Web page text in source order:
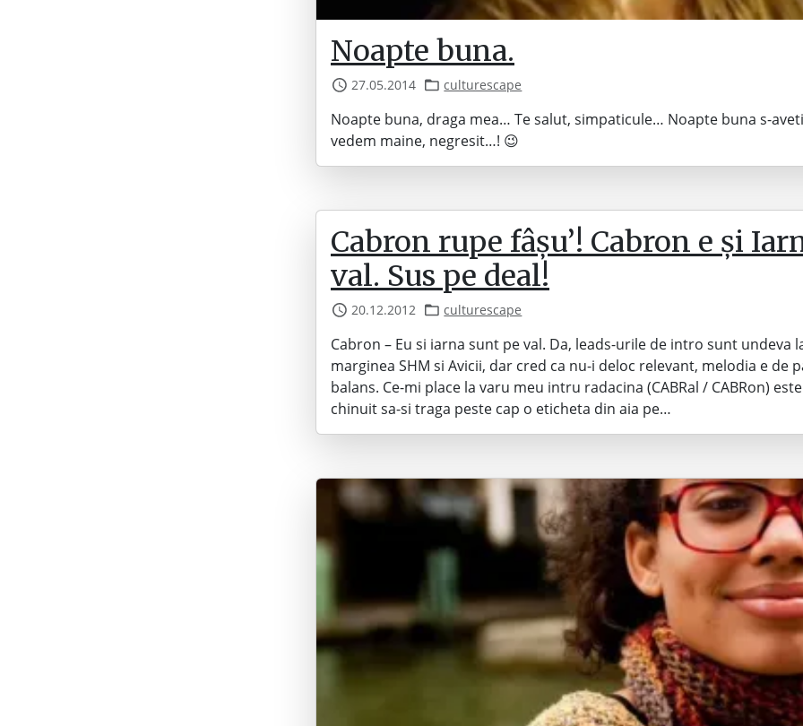
Noapte buna.
27.05.2014 culturescape
Noapte buna, draga mea… Te salut, simpaticule… Noapte buna s-
vedem maine, negresit…! 😉
Cabron rupe fâșu’! Cabron e și
val. Sus pe deal!
20.12.2012 culturescape
Cabron – Eu si iarna sunt pe val. Da, leads-urile de intro sunt undeva
marginea SHM si Avicii, dar cred ca nu-i deloc relevant, melodia e de
balans. Ce-mi place la varu meu intru radacina (CABRal / CABRon)
chinuit sa-si traga peste cap o eticheta din aia pe…